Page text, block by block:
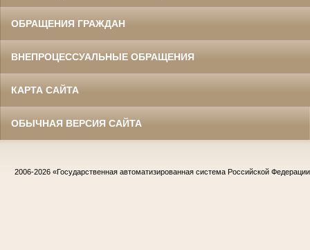
ОБРАЩЕНИЯ ГРАЖДАН
ВНЕПРОЦЕССУАЛЬНЫЕ ОБРАЩЕНИЯ
КАРТА САЙТА
ОБЫЧНАЯ ВЕРСИЯ САЙТА
2006-2026 «Государственная автоматизированная система Российской